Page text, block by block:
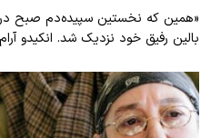
«همین که نخستین سپیده‌دم صبح
بالین رفیق خود نزدیک شد. انکیدو